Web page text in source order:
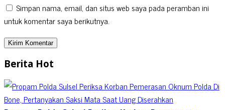
Simpan nama, email, dan situs web saya pada peramban ini
untuk komentar saya berikutnya.
Berita Hot